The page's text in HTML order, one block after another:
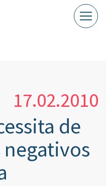
17.02.2010
de